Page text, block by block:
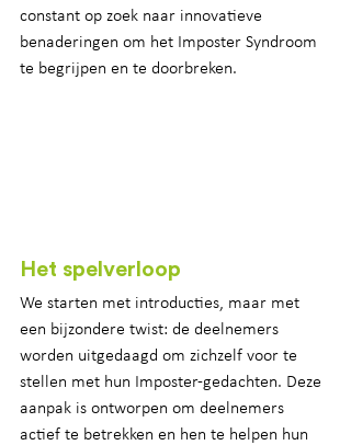
constant op zoek naar innovatieve
benaderingen om het Imposter Syndroom
te begrijpen en te doorbreken.
Het spelverloop
We starten met introducties, maar met
een bijzondere twist: de deelnemers
worden uitgedaagd om zichzelf voor te
stellen met hun Imposter-gedachten. Deze
aanpak is ontworpen om deelnemers
actief te betrekken en hen te helpen hun